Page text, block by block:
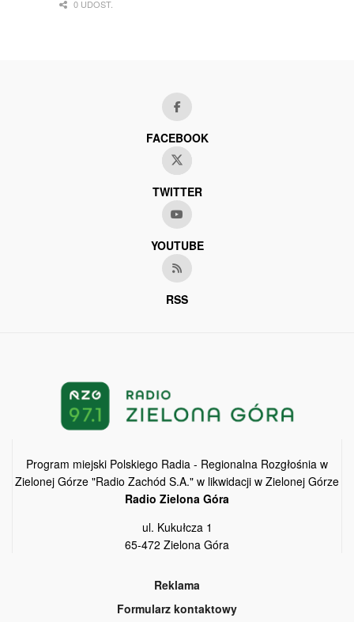
0 UDOST.
FACEBOOK
TWITTER
YOUTUBE
RSS
Program miejski Polskiego Radia - Regionalna Rozgłośnia w
Zielonej Górze "Radio Zachód S.A." w likwidacji w Zielonej Górze
Radio Zielona Góra
ul. Kukułcza 1
65-472 Zielona Góra
Reklama
Formularz kontaktowy